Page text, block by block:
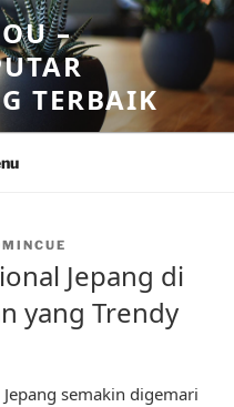
–
TERBAIK
Jepang di
yang Trendy
semakin digemari